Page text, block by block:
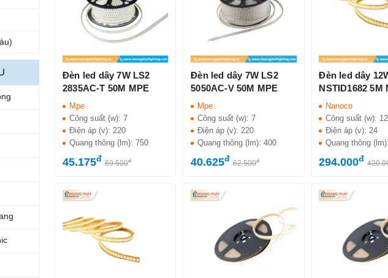
Đèn led dây 7W LS2
2835AC-T 50M MPE
Mpe
Công suất (w):7
Điện áp (v): 220
Quang thông (lm):750
45.175đ 69.500đ
Đèn led dây 7W LS2
5050AC-V 50M MPE
Mpe
Công suất (w):7
Điện áp (v): 220
Quang thông (lm):400
40.625đ 62.500đ
Đèn led dây
NSTID1682 5M
Nanoco
Công suất (w): 12
Điện áp (v): 24
Quang thông (lm):
294.000đ